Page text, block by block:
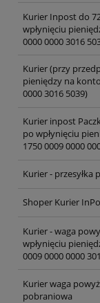
Kurier Inpost do
wpłynięciu
0000 0000 3016
Kurier (przy
pieniędzy na
0000 3016 5039)
Kurier inpost
po wpłynięciu
1750 0009 0000
Kurier - przesyłka
Shoper Kurier
Kurier - waga
wpłynięciu
0009 0000 0000
Kurier waga
pobraniowa